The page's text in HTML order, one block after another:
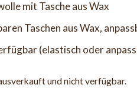
mit Tasche aus Wax
Taschen aus Wax,
(elastisch oder
und nicht verfügbar.